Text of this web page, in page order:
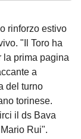
rinforzo estivo
"Il Toro ha
la prima pagina
a
del turno
torinese.
il ds Bava
Rui".